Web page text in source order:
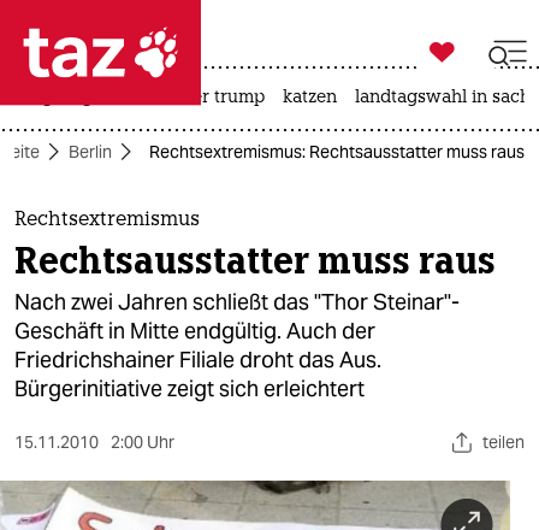
 taz zahl ich
taz zahl ich
themen
politik
öko
gesellschaft
kultur
sport

taz zahl ich
usa unter trump katzen landtagswahl in
Berlin Rechtsextremismus: Rechtsausstatter muss raus
Rechtsextremismus
Rechtsausstatter muss raus
Nach zwei Jahren schließt das "Thor Steinar"-
Geschäft in Mitte endgültig. Auch der
Friedrichshainer Filiale droht das Aus.
Bürgerinitiative zeigt sich erleichtert
15.11.2010 2:00 Uhr teilen